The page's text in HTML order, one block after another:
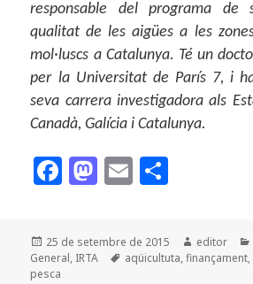
responsable del programa de
qualitat de les aigües a les
mol·luscs a Catalunya. Té un
per la Universitat de París 7, i
seva carrera investigadora als
Canadà, Galícia i Catalunya.
F
c
e
M
to
d
E
ai
l
m
p
Publicat
el
25 de setembre de 2015 Autor
editor
General, IRTA Etiquetes
aqüicultuta,finançament,
pesca